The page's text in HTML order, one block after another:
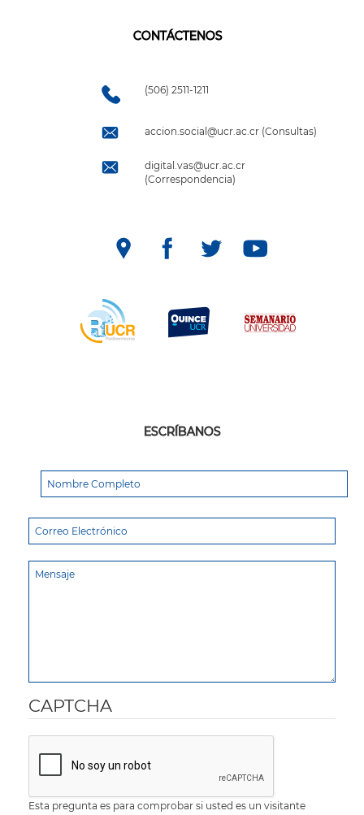
CONTÁCTENOS
(506) 2511-1211
accion.social@ucr.ac.cr (Consultas)
digital.vas@ucr.ac.cr
(Correspondencia)
ESCRÍBANOS
CAPTCHA
Esta pregunta es para comprobar si usted es un visitante